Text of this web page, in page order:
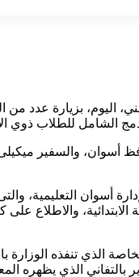
اليوم، بزيارة
الشامل للطلاب ذوي
أسوان، والسفير
والاطلاع
الذي تنفذه
بالتفاني الذي يظهره